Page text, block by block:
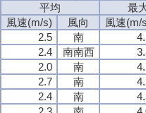
平均
最
風速(m/s)
風向
風速(m/
2.5 南
2.4 南南西
2.0 南
2.7 南
2.4 南